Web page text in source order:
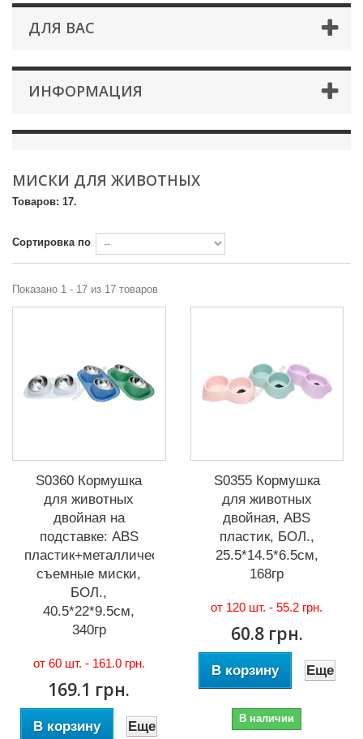
ДЛЯ ВАС
ИНФОРМАЦИЯ
МИСКИ ДЛЯ ЖИВОТНЫХ
Товаров: 17.
Сортировка по
Показано 1 - 17 из 17 товаров
S0360 Кормушка
для животных
двойная на
подставке: ABS
пластик+металлические
съемные миски,
БОЛ.,
40.5*22*9.5см,
340гр
от 60 шт. - 161.0 грн.
169.1 грн.
В корзину Еще
S0355 Кормушка
для животных
двойная, ABS
пластик, БОЛ.,
25.5*14.5*6.5см,
168гр
от 120 шт. -55.2 грн.
60.8 грн.
В корзину Еще
В наличии